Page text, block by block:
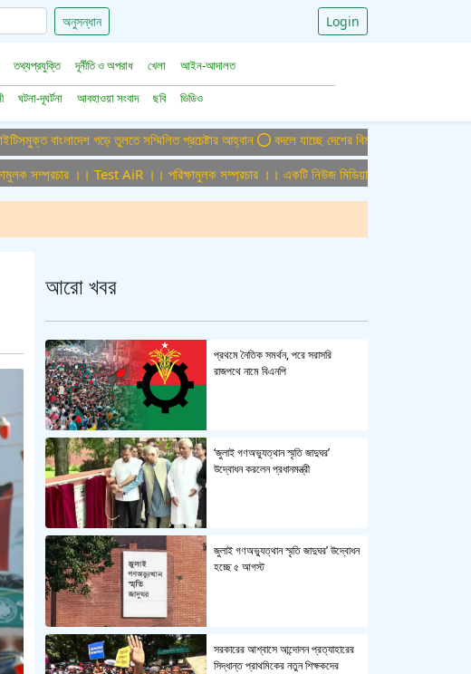
অনুসন্ধান Login
তথ্যপ্রযুক্তি দূর্নীতি ও অপরাধ খেলা
আইন-আদালত
ঘটনা-দূঘর্টনা আবহাওয়া সংবাদ ছবি ভিডিও
বাংলাদেশ গড়ে তুলতে সম্মিলিত প্রচেষ্টার আহ্বান বদলে যাচ্ছে দেশের বিমান ও পর্যটন খাত, ডিসেম্বরে
।। Test AiR ।। পরিক্ষামুলক সম্প্রচার ।। একটি নিউজ মিডিয়া হাউজের জন্য অফিস এডমিন
আরো খবর
প্রথমে নৈতিক সমর্থন, পরে সরাসরি
রাজপথে নামে বিএনপি
‘জুলাই গণঅভ্যুত্থান স্মৃতি জাদুঘর’
উদ্বোধন করলেন প্রধানমন্ত্রী
জুলাই গণঅভ্যুত্থান স্মৃতি জাদুঘর’ উদ্বোধন
হচ্ছে ৫ আগস্ট
সরকারের আশ্বাসে আন্দোলন প্রত্যাহারের
সিদ্ধান্ত প্রাথমিকের নতুন শিক্ষকদের